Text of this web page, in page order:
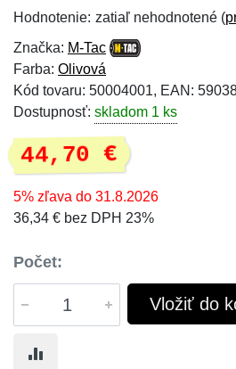
Hodnotenie: zatiaľ nehodnotené (
Značka: M-Tac
Farba: Olivová
Kód tovaru: 50004001, EAN:
Dostupnosť: skladom 1 ks
44,70 €
5% zľava do 31.8.2026
36,34 € bez DPH 23%
Počet:
Vložiť do